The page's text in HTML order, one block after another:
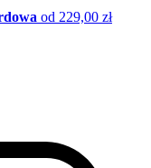
od 229,00 zł